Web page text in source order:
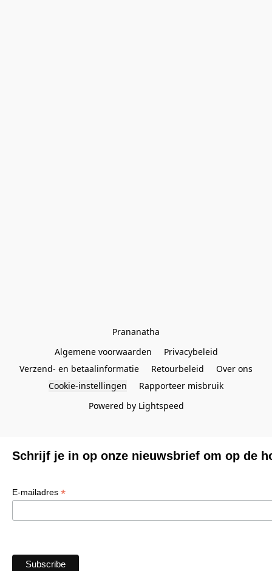
Prananatha
Algemene voorwaarden
Privacybeleid
Verzend- en betaalinformatie
Retourbeleid
Over ons
Cookie-instellingen
Rapporteer misbruik
Powered by Lightspeed
Schrijf je in op onze nieuwsbrief om op de
E-mailadres *